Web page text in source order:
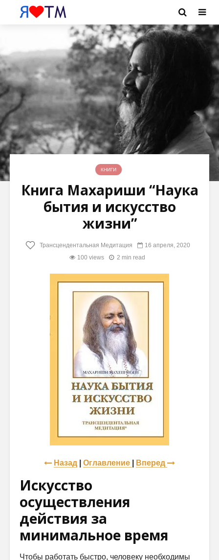
КНИГИ
Книга Махариши “Наука
бытия и искусство
жизни”
Трансцендентальная Медитация
16 апреля, 2020
100 views
2 min read
Назад Оглавление Вперед
Искусство
осуществления
действия за
минимальное время
Чтобы работать быстро, человеку необходимы